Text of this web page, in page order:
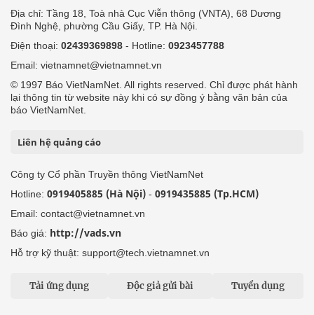
Địa chỉ: Tầng 18, Toà nhà Cục Viễn thông (VNTA), 68 Dương
Đình Nghệ, phường Cầu Giấy, TP. Hà Nội.
Điện thoại: 02439369898 - Hotline: 0923457788
Email: vietnamnet@vietnamnet.vn
© 1997 Báo VietNamNet. All rights reserved. Chỉ được phát hành
lại thông tin từ website này khi có sự đồng ý bằng văn bản của
báo VietNamNet.
Liên hệ quảng cáo
Công ty Cổ phần Truyền thông VietNamNet
Hotline: 0919405885 (Hà Nội) - 0919435885 (Tp.HCM)
Email: contact@vietnamnet.vn
Báo giá: http://vads.vn
Hỗ trợ kỹ thuật: support@tech.vietnamnet.vn
Tải ứng dụng Độc giả gửi bài Tuyển dụng